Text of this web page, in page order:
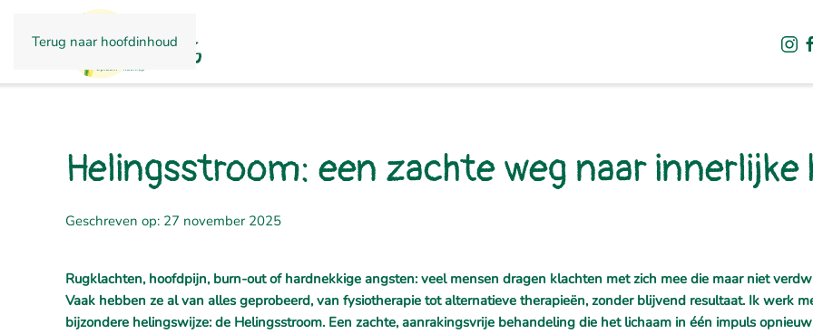
Terug naar hoofdinhoud
Helingsstroom: een zachte weg naar innerlijke
Geschreven op: 27 november 2025
Rugklachten, hoofdpijn, burn-out of hardnekkige angsten: veel mensen dragen klachten met zich mee die maar niet
Vaak hebben ze al van alles geprobeerd, van fysiotherapie tot alternatieve therapieën, zonder blijvend resultaat. Ik werk
bijzondere helingswijze: de Helingsstroom. Een zachte, aanrakingsvrije behandeling die het lichaam in één impuls